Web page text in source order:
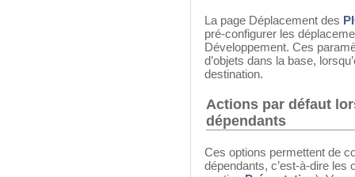
La page Déplacement des
pré-configurer les
Développement. Ces
d’objets dans la base,
destination.
Actions par défaut
dépendants
Ces options permettent de
dépendants, c’est-à-dire